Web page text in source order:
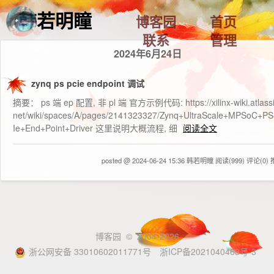
韩若明瞳 博客园
首页
联系
管理
2024年6月24日
zynq ps pcie endpoint 调试
摘要： ps 端 ep 配置, 非 pl 端 官方示例代码: https://xilinx-
net/wiki/spaces/A/pages/2141323327/
Ie+End+Point+Driver 这里说明大概流程, 细 阅读全文
posted @ 2024-06-24 15:36 韩若明瞳 阅读(999) 评论(0)
博客园 © 2004-2026
浙公网安备 33010602011771号
浙ICP备2021040463号-3